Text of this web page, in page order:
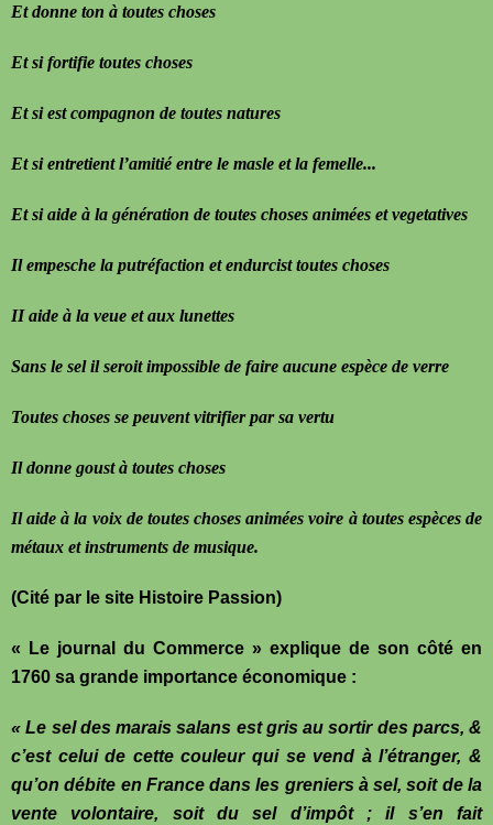
Et donne ton à toutes choses
Et si fortifie toutes choses
Et si est compagnon de toutes natures
Et si entretient l’amitié entre le masle et la femelle...
Et si aide à la génération de toutes choses animées et vegetatives
Il empesche la putréfaction et endurcist toutes choses
II aide à la veue et aux lunettes
Sans le sel il seroit impossible de faire aucune espèce de verre
Toutes choses se peuvent vitrifier par sa vertu
Il donne goust à toutes choses
Il aide à la voix de toutes choses animées voire à toutes espèces de
métaux et instruments de musique.
(Cité par le site Histoire Passion)
« Le journal du Commerce » explique de son côté en
1760 sa grande importance économique :
« Le sel des marais salans est gris au sortir des parcs, &
c’est celui de cette couleur qui se vend à l’étranger, &
qu’on débite en France dans les greniers à sel, soit de la
vente volontaire, soit du sel d’impôt ; il s’en fait